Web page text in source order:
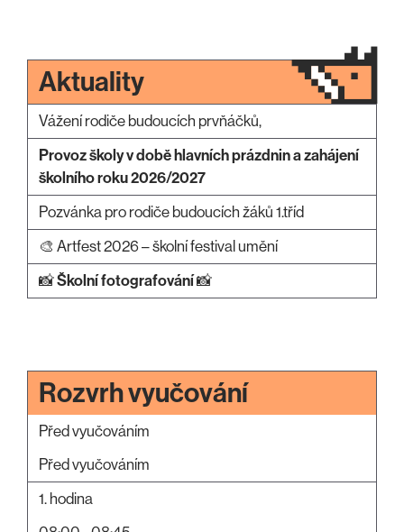
Aktuality
Vážení rodiče budoucích prvňáčků,
Provoz školy v době hlavních prázdnin a zahájení
školního roku 2026/2027
Pozvánka pro rodiče budoucích žáků 1.tříd
🎨 Artfest 2026 – školní festival umění
📸Školní fotografování📸
Rozvrh vyučování
Před vyučováním
Před vyučováním
1. hodina